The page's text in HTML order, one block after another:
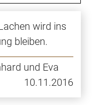
wird ins
bleiben.
und Eva
10.11.2016